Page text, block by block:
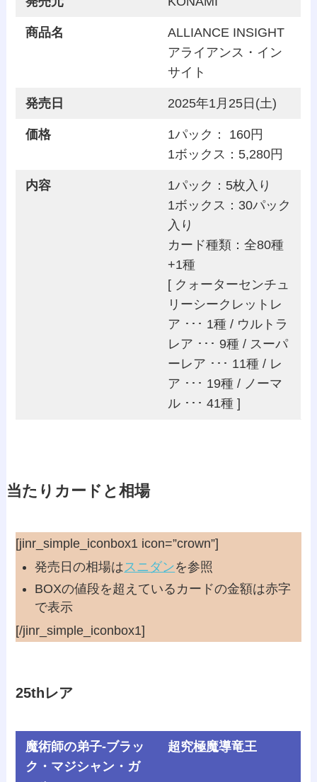
商品名
ALLIANCE INSIGHT
アライアンス・イン
サイト
発売日 2025年1月25日(土)
価格
1パック： 160円
1ボックス：5,280円
内容
1パック：5枚入り
1ボックス：30パック
入り
カード種類：全80種
+1種
[ クォーターセンチュ
リーシークレットレ
ア ･･･ 1種 / ウルトラ
レア ･･･ 9種 / スーパ
ーレア ･･･ 11種 / レ
ア ･･･ 19種 / ノーマ
ル ･･･ 41種 ]
当たりカードと相場
[jinr_simple_iconbox1 icon=”crown”]
発売日の相場はスニダンを参照
BOXの値段を超えているカードの金額は赤字
で表示
[/jinr_simple_iconbox1]
25thレア
魔術師の弟子-ブラッ
ク・マジシャン・ガ
超究極魔導竜王